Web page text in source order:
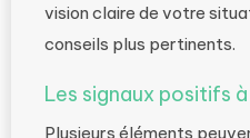
vision claire de votre
conseils plus pertinents.
Les signaux positifs
Plusieurs éléments